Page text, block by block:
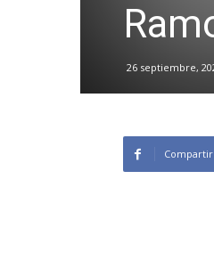
26 septiembre,